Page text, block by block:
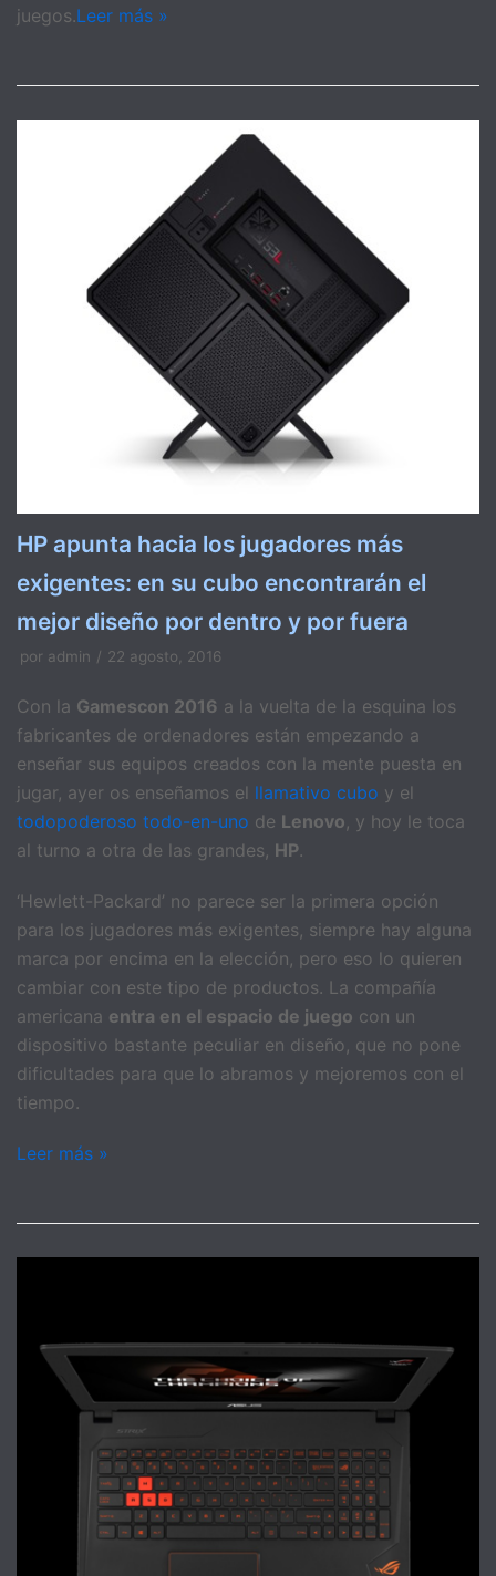
juegos.Leer más »
HP apunta hacia los jugadores más
exigentes: en su cubo encontrarán el
mejor diseño por dentro y por fuera
por admin 22 agosto, 2016
Con la Gamescon 2016 a la vuelta de la esquina los
fabricantes de ordenadores están empezando a
enseñar sus equipos creados con la mente puesta en
jugar, ayer os enseñamos el llamativo cubo y el
todopoderoso todo-en-uno de Lenovo, y hoy le toca
al turno a otra de las grandes, HP.
‘Hewlett-Packard’ no parece ser la primera opción
para los jugadores más exigentes, siempre hay alguna
marca por encima en la elección, pero eso lo quieren
cambiar con este tipo de productos. La compañía
americana entra en el espacio de juego con un
dispositivo bastante peculiar en diseño, que no pone
dificultades para que lo abramos y mejoremos con el
tiempo.
Leer más »